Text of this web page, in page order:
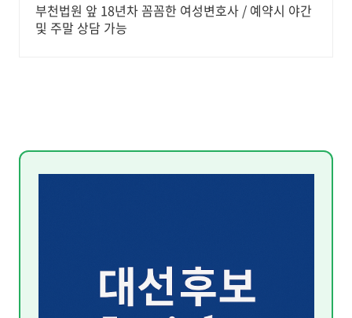
부천법원 앞 18년차 꼼꼼한 여성변호사 / 예약시 야간
및 주말 상담 가능